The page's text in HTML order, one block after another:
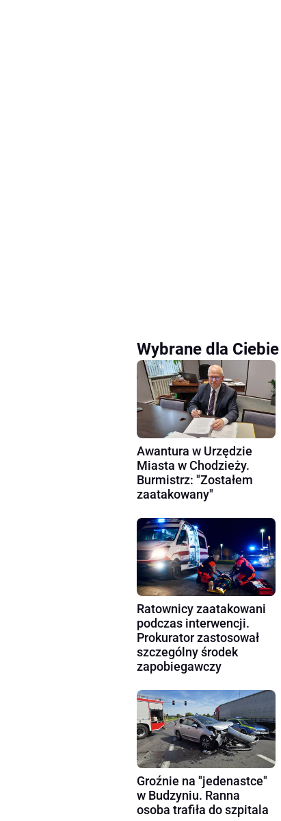
Wybrane dla Ciebie
Awantura w Urzędzie
Miasta w Chodzieży.
Burmistrz: "Zostałem
zaatakowany"
Ratownicy zaatakowani
podczas interwencji.
Prokurator zastosował
szczególny środek
zapobiegawczy
Groźnie na "jedenastce"
w Budzyniu. Ranna
osoba trafiła do szpitala